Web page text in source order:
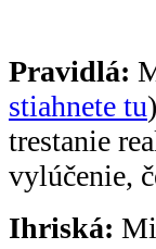
Pravidlá:
stiahnete tu
trestanie
vylúčenie,
Ihriská: